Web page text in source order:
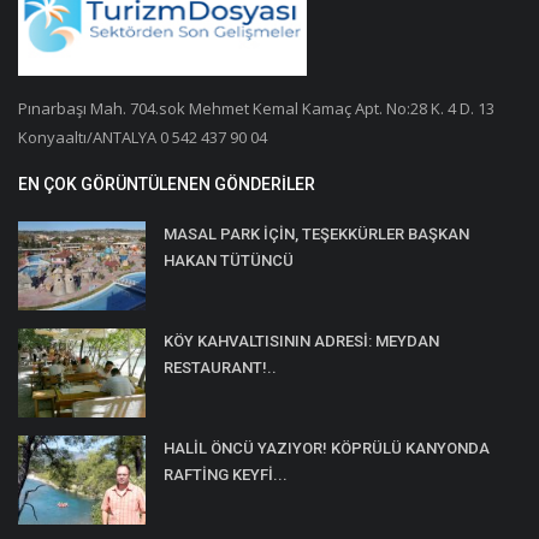
Pınarbaşı Mah. 704.sok Mehmet Kemal Kamaç Apt. No:28 K. 4 D. 13
Konyaaltı/ANTALYA 0 542 437 90 04
EN ÇOK GÖRÜNTÜLENEN GÖNDERILER
MASAL PARK İÇİN, TEŞEKKÜRLER BAŞKAN
HAKAN TÜTÜNCÜ
KÖY KAHVALTISININ ADRESİ: MEYDAN
RESTAURANT!..
HALİL ÖNCÜ YAZIYOR! KÖPRÜLÜ KANYONDA
RAFTİNG KEYFİ...